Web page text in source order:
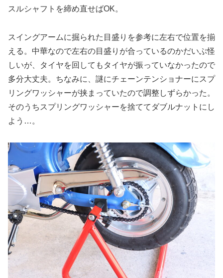
スルシャフトを締め直せばOK。
スイングアームに掘られた目盛りを参考に左右で位置を揃
える。中華なので左右の目盛りが合っているのかだいぶ怪
しいが、タイヤを回してもタイヤが振っていなかったので
多分大丈夫。ちなみに、謎にチェーンテンショナーにスプ
リングワッシャーが挟まっていたので調整しずらかった。
そのうちスプリングワッシャーを捨ててダブルナットにし
よう…。